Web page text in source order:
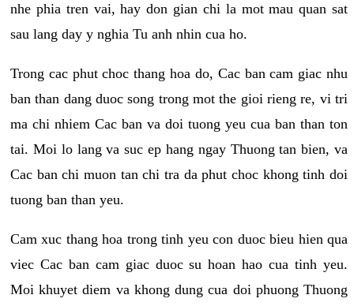
nhe phia tren vai, hay don gian chi la mot mau quan sat
sau lang day y nghia Tu anh nhin cua ho.
Trong cac phut choc thang hoa do, Cac ban cam giac nhu
ban than dang duoc song trong mot the gioi rieng re, vi tri
ma chi nhiem Cac ban va doi tuong yeu cua ban than ton
tai. Moi lo lang va suc ep hang ngay Thuong tan bien, va
Cac ban chi muon tan chi tra da phut choc khong tinh doi
tuong ban than yeu.
Cam xuc thang hoa trong tinh yeu con duoc bieu hien qua
viec Cac ban cam giac duoc su hoan hao cua tinh yeu.
Moi khuyet diem va khong dung cua doi phuong Thuong